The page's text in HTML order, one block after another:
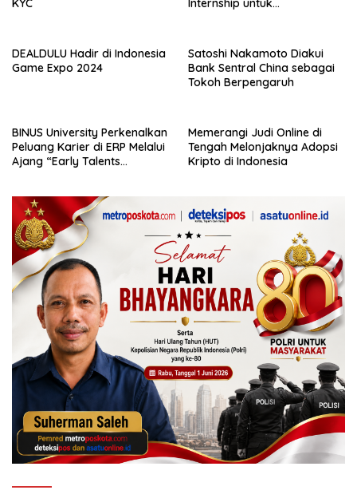
KYC
Internship untuk
DEALDULU Hadir di Indonesia
Game Expo 2024
Satoshi Nakamoto Diakui
Bank Sentral China sebagai
Tokoh Berpengaruh
BINUS University Perkenalkan
Peluang Karier di ERP Melalui
Ajang “Early Talents
Memerangi Judi Online di
Tengah Melonjaknya Adopsi
Kripto di Indonesia